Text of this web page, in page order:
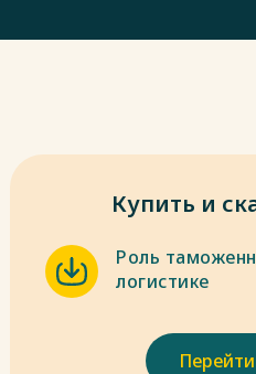
Купить и
Роль
логистике